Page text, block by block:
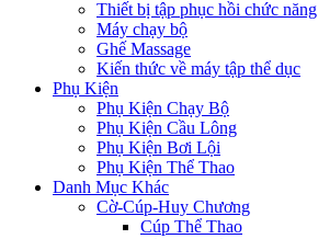
Thiết bị tập phục hồi chức năng
Máy chạy bộ
Ghế Massage
Kiến thức về máy tập thể dục
Phụ Kiện
Phụ Kiện Chạy Bộ
Phụ Kiện Cầu Lông
Phụ Kiện Bơi Lội
Phụ Kiện Thể Thao
Danh Mục Khác
Cờ-Cúp-Huy Chương
Cúp Thể Thao